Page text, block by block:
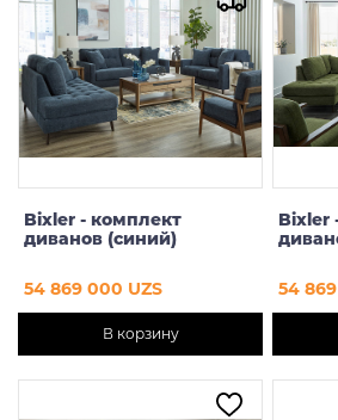
Bixler - комплект
диванов (синий)
54 869 000 UZS
В корзину
Bixler
54